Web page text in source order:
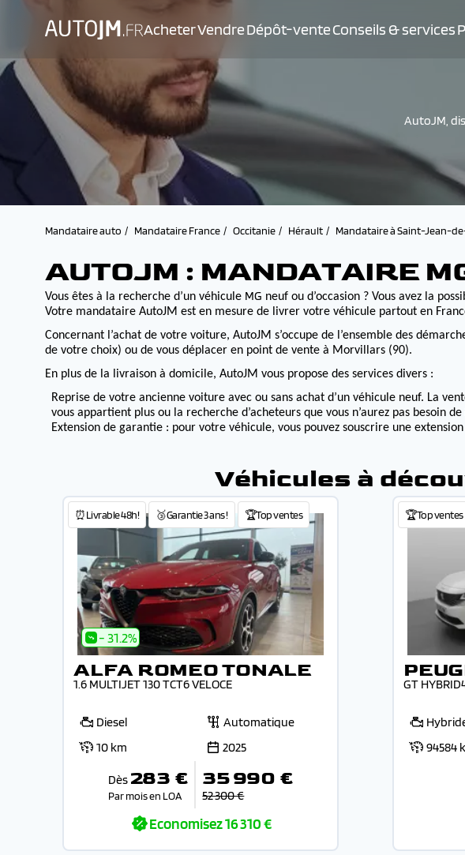
AcheterVendreDépôt-venteConseils & services
AutoJM,
Mandataire auto Mandataire France Occitanie Hérault Mandataire à Saint-Jean-
AUTOJM : MANDATAIRE
Vous êtes à la recherche d’un véhicule MG neuf ou d’occasion ? Vous avez la
Votre mandataire AutoJM est en mesure de livrer votre véhicule partout en
Concernant l’achat de votre voiture, AutoJM s’occupe de l’ensemble des
de votre choix) ou de vous déplacer en point de vente à Morvillars (90).
En plus de la livraison à domicile, AutoJM vous propose des services divers :
Reprise de votre ancienne voiture avec ou sans achat d’un véhicule neuf. La
vous appartient plus ou la recherche d’acheteurs que vous n’aurez pas besoin
Extension de garantie : pour votre véhicule, vous pouvez souscrire une
Véhicules à
⏰Livrable 48h! 🥉Garantie 3 ans ! 🏆Top ventes
- 31.2%
ALFA ROMEO TONALE
1.6 MULTIJET 130 TCT6 VELOCE
Diesel
Automatique
10 km
2025
Dès 283 €
Par mois en LOA
35 990 €
52 300 €
Economisez16 310 €
🏆Top ventes
GT
94584